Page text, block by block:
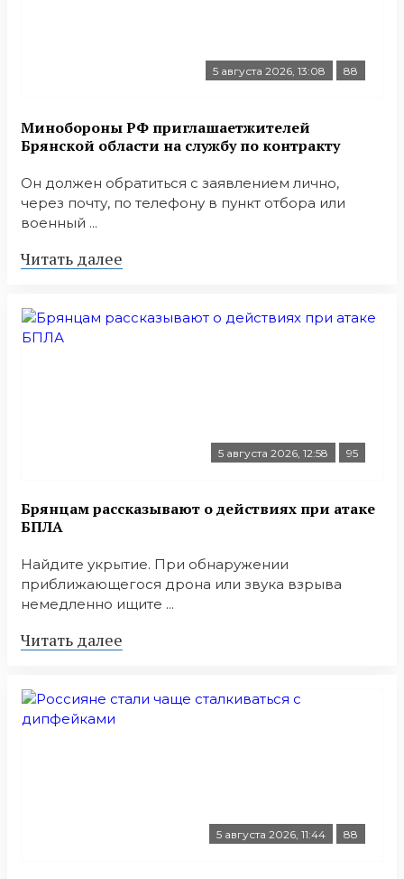
5 августа 2026, 13:08 88
Минобoроны РФ приглaшaетжитeлeй
Брянской области на службу по контракту
Он должен обратиться с заявлением лично,
через почту, по телефону в пункт отбора или
военный ...
Читать далее
5 августа 2026, 12:58 95
Брянцам рассказывают о действиях при атаке
БПЛА
Найдите укрытие. При обнаружении
приближающегося дрона или звука взрыва
немедленно ищите ...
Читать далее
5 августа 2026, 11:44 88